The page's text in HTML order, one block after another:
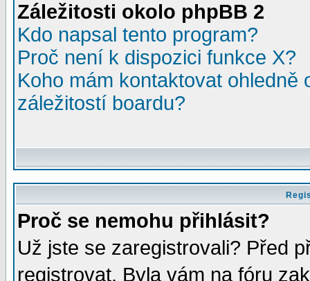
Záležitosti okolo phpBB 2
Kdo napsal tento program?
Proč není k dispozici funkce X?
Koho mám kontaktovat
záležitostí boardu?
Proč se nemohu přihlásit?
Už jste se zaregistrovali? Před
registrovat. Byla vám na fóru